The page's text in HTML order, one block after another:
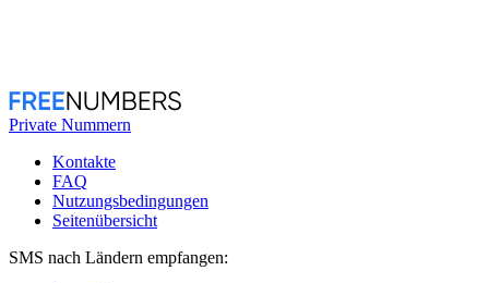
Private Nummern
Kontakte
FAQ
Nutzungsbedingungen
Seitenübersicht
SMS nach Ländern empfangen: